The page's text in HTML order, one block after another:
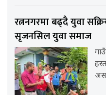
रत्ननगरमा बढ्दै युवा
सृजनसिल युवा समाज